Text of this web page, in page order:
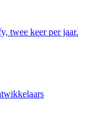
twee keer per jaar.